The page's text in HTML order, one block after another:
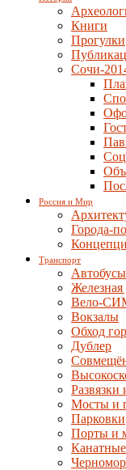
Книги
Прогулки
Сочи-
Россия и Мир
Города-
Транспорт
Автобусы
Железная
Вело-
Вокзалы
Обход
Дублер
Развязки
Мосты и
Парковки
Порты и